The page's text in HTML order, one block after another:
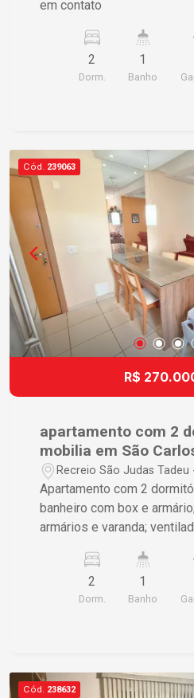
em contato
2
Dorm.
1
Banho
Cód. 239063
R$
apartamento com 2
mobilia em São
Recreio São Judas Tadeu
Apartamento com 2
banheiro com box e
armários e varanda;
vaga de moto também
salão de festas,
apartamento 54m²; Os
2
Dorm.
1
Banho
Cód. 238632